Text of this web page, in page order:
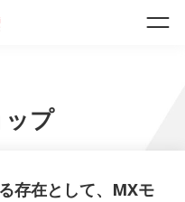
プ
存在として、MXモ